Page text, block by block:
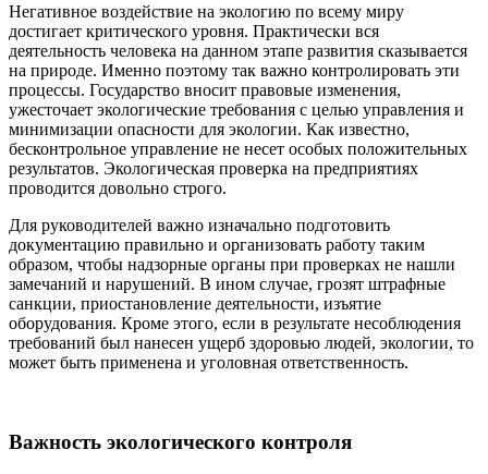
Негативное воздействие на экологию по всему миру
достигает критического уровня. Практически вся
деятельность человека на данном этапе развития сказывается
на природе. Именно поэтому так важно контролировать эти
процессы. Государство вносит правовые изменения,
ужесточает экологические требования с целью управления и
минимизации опасности для экологии. Как известно,
бесконтрольное управление не несет особых положительных
результатов. Экологическая проверка на предприятиях
проводится довольно строго.
Для руководителей важно изначально подготовить
документацию правильно и организовать работу таким
образом, чтобы надзорные органы при проверках не нашли
замечаний и нарушений. В ином случае, грозят штрафные
санкции, приостановление деятельности, изъятие
оборудования. Кроме этого, если в результате несоблюдения
требований был нанесен ущерб здоровью людей, экологии, то
может быть применена и уголовная ответственность.
Важность экологического контроля